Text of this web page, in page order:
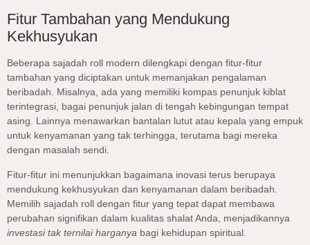
Fitur Tambahan yang Mendukung
Kekhusyukan
Beberapa sajadah roll modern dilengkapi dengan fitur-fitur
tambahan yang diciptakan untuk memanjakan pengalaman
beribadah. Misalnya, ada yang memiliki kompas penunjuk kiblat
terintegrasi, bagai penunjuk jalan di tengah kebingungan tempat
asing. Lainnya menawarkan bantalan lutut atau kepala yang empuk
untuk kenyamanan yang tak terhingga, terutama bagi mereka
dengan masalah sendi.
Fitur-fitur ini menunjukkan bagaimana inovasi terus berupaya
mendukung kekhusyukan dan kenyamanan dalam beribadah.
Memilih sajadah roll dengan fitur yang tepat dapat membawa
perubahan signifikan dalam kualitas shalat Anda, menjadikannya
investasi tak ternilai harganya bagi kehidupan spiritual.